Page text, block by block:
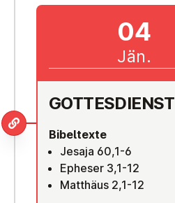
GOT­TES­DIENST
Bibeltexte
Jesaja 60,1-6
Epheser 3,1-12
Matthäus 2,1-12
04
Jän.